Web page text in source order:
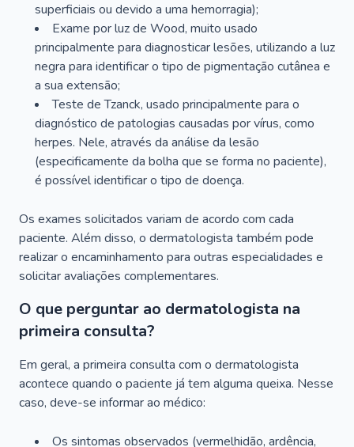
superficiais ou devido a uma hemorragia);
Exame por luz de Wood, muito usado
principalmente para diagnosticar lesões, utilizando a luz
negra para identificar o tipo de pigmentação cutânea e
a sua extensão;
Teste de Tzanck, usado principalmente para o
diagnóstico de patologias causadas por vírus, como
herpes. Nele, através da análise da lesão
(especificamente da bolha que se forma no paciente),
é possível identificar o tipo de doença.
Os exames solicitados variam de acordo com cada
paciente. Além disso, o dermatologista também pode
realizar o encaminhamento para outras especialidades e
solicitar avaliações complementares.
O que perguntar ao dermatologista na
primeira consulta?
Em geral, a primeira consulta com o dermatologista
acontece quando o paciente já tem alguma queixa. Nesse
caso, deve-se informar ao médico:
Os sintomas observados (vermelhidão, ardência,